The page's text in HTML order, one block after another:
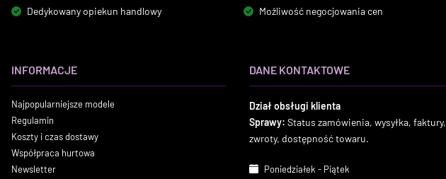
Dedykowany opiekun handlowy
Możliwość negocjowania cen
INFORMACJE
Najpopularniejsze modele
Regulamin
Koszty i czas dostawy
Współpraca hurtowa
Newsletter
DANE KONTAKTOWE
Dział obsługi klienta
Sprawy: Status zamówienia, wysyłka, faktury,
zwroty, dostępność towaru.
Poniedziałek - Piątek